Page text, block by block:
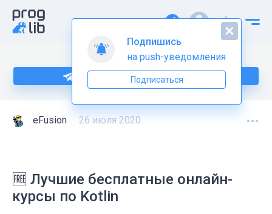
Подпишитесь на нас в Telegram
eFusion 26 июля 2020
🆓 Лучшие бесплатные онлайн-
курсы по Kotlin
Подпишись
на push-уведомления
Подписаться